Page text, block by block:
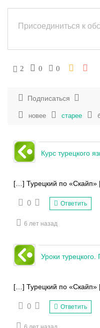
2 0 0
Подписаться
новее старее
Курс турецкого
[…] Турецкий по
0 Ответить
6 лет назад
Уроки
[…] Турецкий по
0 Ответить